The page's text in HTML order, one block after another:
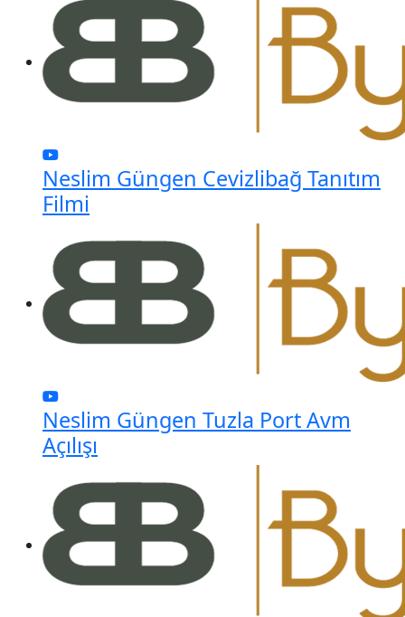
Neslim Güngen Cevizlibağ Tanıtım
Filmi
Neslim Güngen Tuzla Port Avm
Açılışı